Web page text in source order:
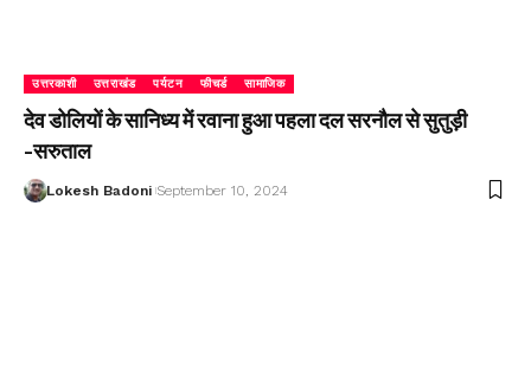
उत्तरकाशी उत्तराखंड पर्यटन फीचर्ड सामाजिक
देव डोलियों के सानिध्य में रवाना हुआ पहला दल सरनौल से सुतुड़ी
-सरुताल
Lokesh Badoni September 10, 2024